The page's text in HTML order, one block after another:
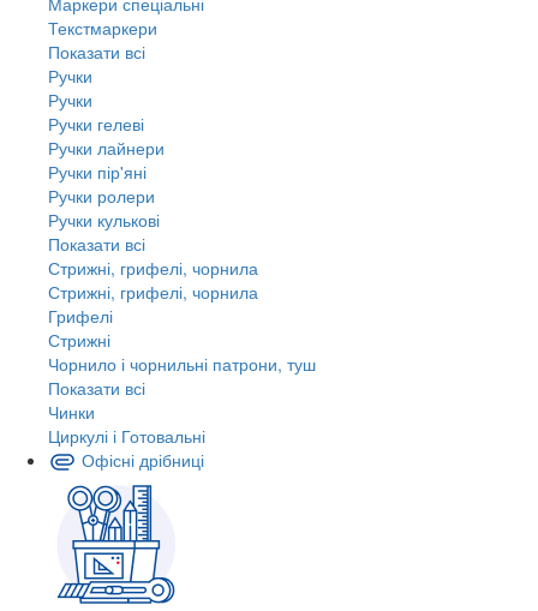
Текстмаркери
Показати всі
Ручки
Ручки
Ручки гелеві
Ручки лайнери
Ручки пір'яні
Ручки ролери
Ручки кулькові
Показати всі
Стрижні, грифелі, чорнила
Стрижні, грифелі, чорнила
Грифелі
Стрижні
Чорнило і чорнильні патрони, туш
Показати всі
Чинки
Циркулі і Готовальні
Офісні дрібниці